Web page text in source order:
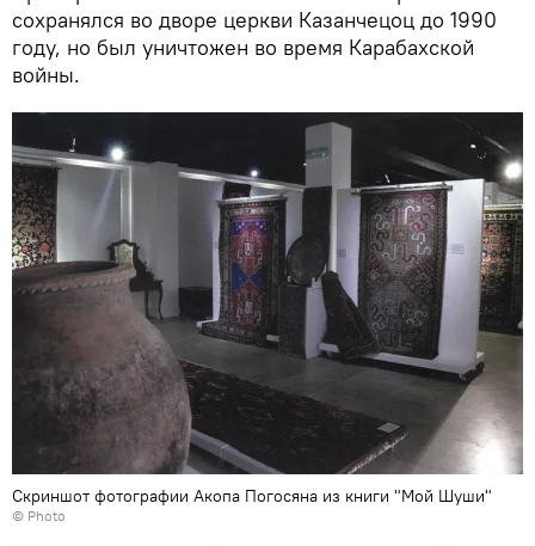
сохранялся во дворе церкви Казанчецоц до 1990
году, но был уничтожен во время Карабахской
войны.
Скриншот фотографии Акопа Погосяна из книги "Мой Шуши"
© Photo